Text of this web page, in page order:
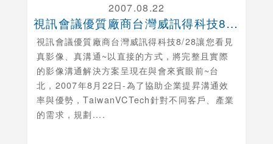
2007.08.22
視訊會議優質廠商台灣威訊得科技8/28讓您看見真影....
視訊會議優質廠商台灣威訊得科技8/28讓您看見
真影像、真溝通~以直接的方式，將完整且實際
的影像溝通解決方案呈現在與會來賓眼前~台
北，2007年8月22日-為了協助企業提昇溝通效
率與優勢，TaiwanVCTech針對不同客戶、產業
的需求，規劃....